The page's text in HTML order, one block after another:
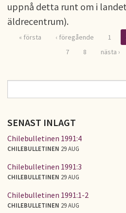
uppnå detta runt om i
äldrecentrum).
« första ‹ föregående 1
7
8 nästa ›
SÖKFORMULÄR
SENAST INLAGT
Chilebulletinen 1991:4
CHILEBULLETINEN 29 AUG
Chilebulletinen 1991:3
CHILEBULLETINEN 29 AUG
Chilebulletinen 1991:1-2
CHILEBULLETINEN 29 AUG